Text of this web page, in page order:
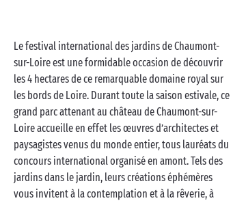
Le festival international des jardins de Chaumont-
sur-Loire est une formidable occasion de découvrir
les 4 hectares de ce remarquable domaine royal sur
les bords de Loire. Durant toute la saison estivale, ce
grand parc attenant au château de Chaumont-sur-
Loire accueille en effet les œuvres d’architectes et
paysagistes venus du monde entier, tous lauréats du
concours international organisé en amont. Tels des
jardins dans le jardin, leurs créations éphémères
vous invitent à la contemplation et à la rêverie, à